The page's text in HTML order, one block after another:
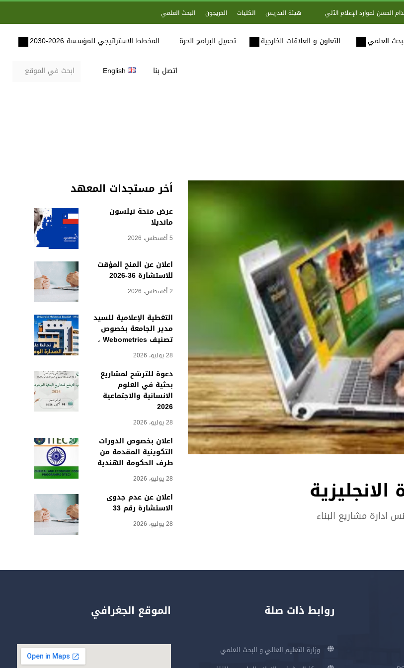
الحسن لموارد الإعلام الآلي هيئة التدريس الكليات الخريجون البحث العلمي
العلمي التعاون و العلاقات الخارجية تحميل البرامج الحرة المخطط الاستراتيجي للمؤسسة 2026-2030
اتصل بنا English
أخر مستجدات المعهد
عرض منحة نيلسون
مانديلا
5 أغسطس، 2026
اعلان عن المنح المؤقت
للاستشارة 36-2026
2 أغسطس، 2026
التغطية الإعلامية للسيد
مدير الجامعة بخصوص
تصنيف Webometrics ،
28 يوليو، 2026
دعوة للترشح لمشاريع
بحثية في العلوم
الانسانية والاجتماعية
2026
28 يوليو، 2026
اعلان بخصوص الدورات
التكوينية المقدمة من
طرف الحكومة الهندية
28 يوليو، 2026
اعلان عن عدم جدوى
الاستشارة رقم 33
28 يوليو، 2026 ادارة مشاريع البناء
روابط ذات صلة
وزارة التعليم العالي و البحث العلمي
الموقع الجغرافي